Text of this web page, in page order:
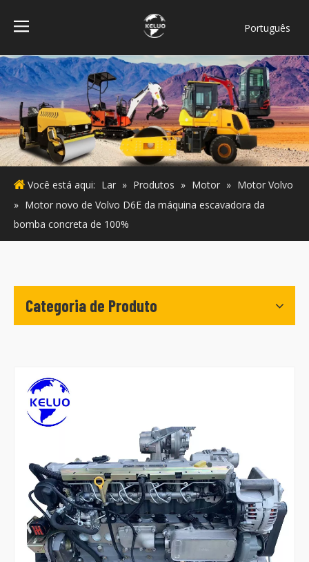
Português
Bahasa
indonesia
Türk dili
ไทย
Italiano
Deutsch
Español
Pусский
Você está aqui: Lar » Produtos » Motor » Motor Volvo
» Motor novo de Volvo D6E da máquina escavadora da
bomba concreta de 100%
Categoria de Produto